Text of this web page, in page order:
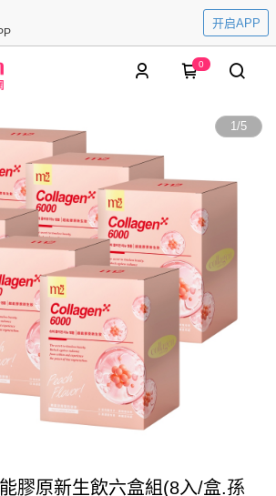
开启APP
0
1/5
膠原新生飲六盒組(8入/盒.孫